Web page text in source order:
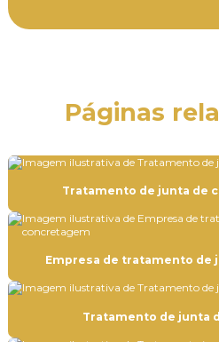
Empresa de aplicação de epóxi em mg
Empresa de aplicação de
Empresa de pintura autonivelante
Empresa de pintura autonivelante
Empresa de pintura epóxi
Empresa de pintura industrial
Páginas
Tratamento de junta de
Empresa de tratamento de
Tratamento de junta